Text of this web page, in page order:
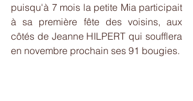
puisqu'à 7 mois la petite Mia participait
à sa première fête des voisins, aux
côtés de Jeanne HILPERT qui soufflera
en novembre prochain ses 91 bougies.